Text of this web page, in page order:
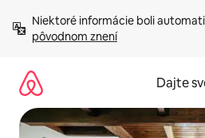
obsah.
Niektoré informácie boli
pôvodnom znení
Dajte